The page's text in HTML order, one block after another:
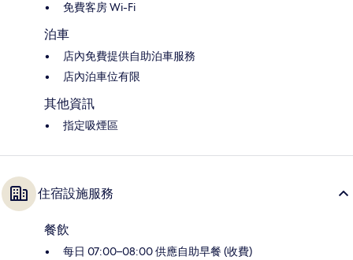
免費客房 Wi-Fi
泊車
店內免費提供自助泊車服務
店內泊車位有限
其他資訊
指定吸煙區
住宿設施服務
餐飲
每日 07:00–08:00 供應自助早餐 (收費)